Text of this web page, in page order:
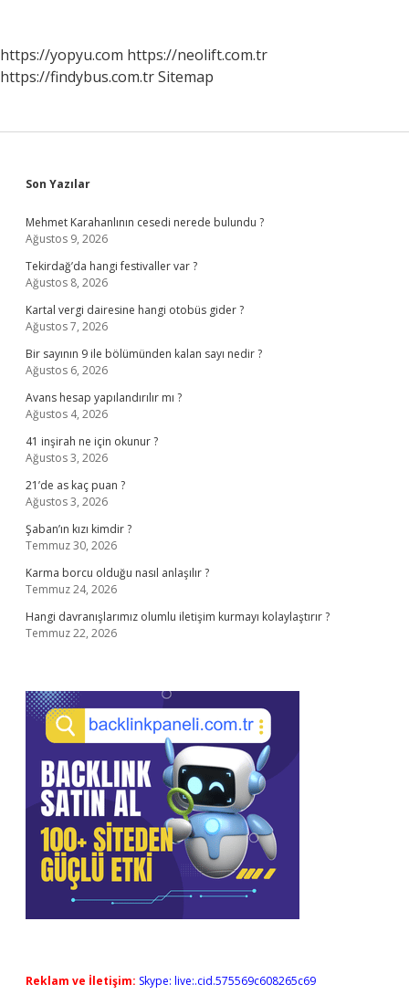
https://yopyu.com https://neolift.com.tr
https://findybus.com.trSitemap
Sidebar
Son Yazılar
Mehmet Karahanlının cesedi nerede bulundu ?
Ağustos 9, 2026
Tekirdağ’da hangi festivaller var ?
Ağustos 8, 2026
Kartal vergi dairesine hangi otobüs gider ?
Ağustos 7, 2026
Bir sayının 9 ile bölümünden kalan sayı nedir ?
Ağustos 6, 2026
Avans hesap yapılandırılır mı ?
Ağustos 4, 2026
41 inşirah ne için okunur ?
Ağustos 3, 2026
21’de as kaç puan ?
Ağustos 3, 2026
Şaban’ın kızı kimdir ?
Temmuz 30, 2026
Karma borcu olduğu nasıl anlaşılır ?
Temmuz 24, 2026
Hangi davranışlarımız olumlu iletişim kurmayı kolaylaştırır ?
Temmuz 22, 2026
Reklam ve İletişim: Skype: live:.cid.575569c608265c69